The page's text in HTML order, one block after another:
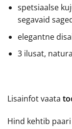
spetsiaalse
segavaid
elegantne
3 ilusat,
Lisainfot vaata
Hind kehtib